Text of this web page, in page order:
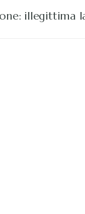
illegittima